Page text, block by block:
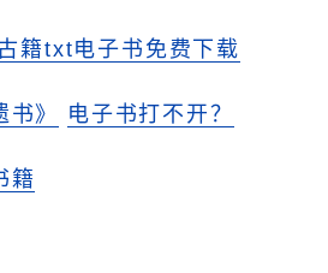
籍txt电子书免费下载
》 电子书打不开？
籍